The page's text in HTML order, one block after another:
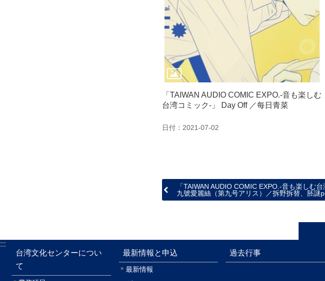
「TAIWAN AUDIO COMIC EXPO.‐音も楽しむ
台湾コミック‐」 Day Off ／每日青菜
日付：2021-07-02
「TAIWAN AUDIO COMIC EXPO.‐音も楽しむ
九號愛麗絲（第九号アリス）／拆野拆替、胚謎
:::
台湾文化センターについ
て
最新情報と申込
最新情報
過去行事